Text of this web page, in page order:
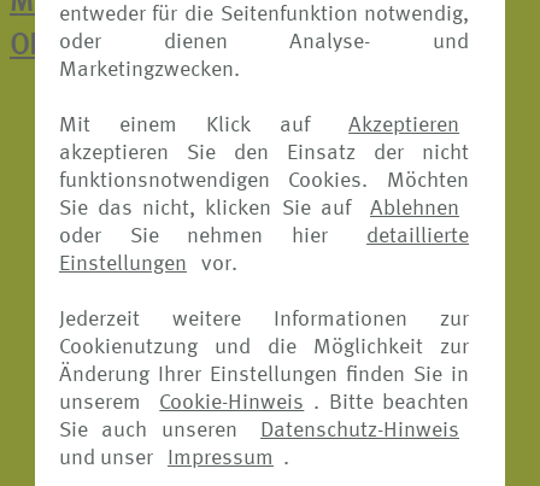
entweder für die Seitenfunktion notwendig,
oder dienen Analyse- und
Marketingzwecken.
Mit einem Klick auf
Akzeptieren
akzeptieren Sie den Einsatz der nicht
funktionsnotwendigen Cookies. Möchten
Sie das nicht, klicken Sie auf
Ablehnen
oder Sie nehmen hier
detaillierte
Einstellungen
vor.
Jederzeit weitere Informationen zur
Cookienutzung und die Möglichkeit zur
Änderung Ihrer Einstellungen finden Sie in
unserem
Cookie-Hinweis . Bitte beachten
Sie auch unseren
Datenschutz-Hinweis
und unser
Impressum .
ONLINE-FORMULARE